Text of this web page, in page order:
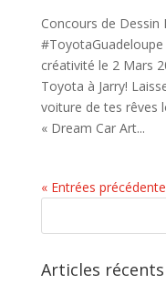
Concours de Dessin
créativité le 2 Mars
Toyota à Jarry!
voiture de tes rêves
« Dream Car Art...
« Entrées
Articles récents